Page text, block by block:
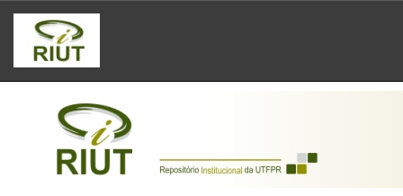
Skip
navigation